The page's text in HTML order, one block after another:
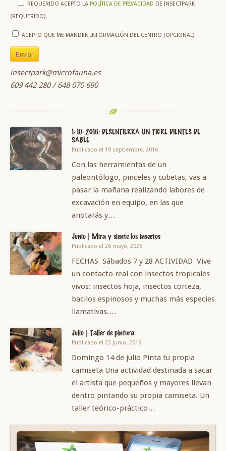
REQUERIDO ACEPTO LA POLÍTICA DE PRIVACIDAD DE INSECTPARK
(REQUERIDO).
ACEPTO QUE ME MANDEN INFORMACIÓN DEL CENTRO (OPCIONAL).
insectpark@microfauna.es
609 442 280 / 648 070 690
1-10-2016: DESENTIERRA UN TIGRE DIENTES DE
SABLE
Publicado el 19 septiembre, 2016
Con las herramientas de un
paleontólogo, pinceles y cubetas, vas a
pasar la mañana realizando labores de
excavación en equipo, en las que
anotarás y…
Junio | Mira y siente los insectos
Publicado el 26 mayo, 2025
FECHAS Sábados 7 y 28 ACTIVIDAD Vive
un contacto real con insectos tropicales
vivos: insectos hoja, insectos corteza,
bacilos espinosos y muchas más especies
llamativas.…
Julio | Taller de pintura
Publicado el 23 junio, 2019
Domingo 14 de julio Pinta tu propia
camiseta Una actividad destinada a sacar
el artista que pequeños y mayores llevan
dentro pintando su propia camiseta. Un
taller teórico-práctico…